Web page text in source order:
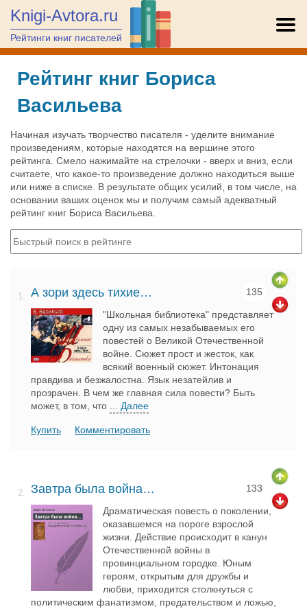
Knigi-Avtora.ru
Рейтинги книг писателей
Рейтинг книг Бориса
Васильева
Начиная изучать творчество писателя - уделите внимание
произведениям, которые находятся на вершине этого
рейтинга. Смело нажимайте на стрелочки - вверх и вниз, если
считаете, что какое-то произведение должно находиться выше
или ниже в списке. В результате общих усилий, в том числе, на
основании ваших оценок мы и получим самый адекватный
рейтинг книг Бориса Васильева.
1. А зори здесь тихие… 135
"Школьная библиотека" представляет
одну из самых незабываемых его
повестей о Великой Отечественной
войне. Сюжет прост и жесток, как
всякий военный сюжет. Интонация
правдива и безжалостна. Язык незатейлив и
прозрачен. В чем же главная сила повести? Быть
может, в том, что
... Далее
Купить Комментировать
2. Завтра была война… 133
Драматическая повесть о поколении,
оказавшемся на пороге взрослой
жизни. Действие происходит в канун
Отечественной войны в
провинциальном городке. Юным
героям, открытым для дружбы и
любви, приходится столкнуться с
политическим фанатизмом, предательством и ложью,